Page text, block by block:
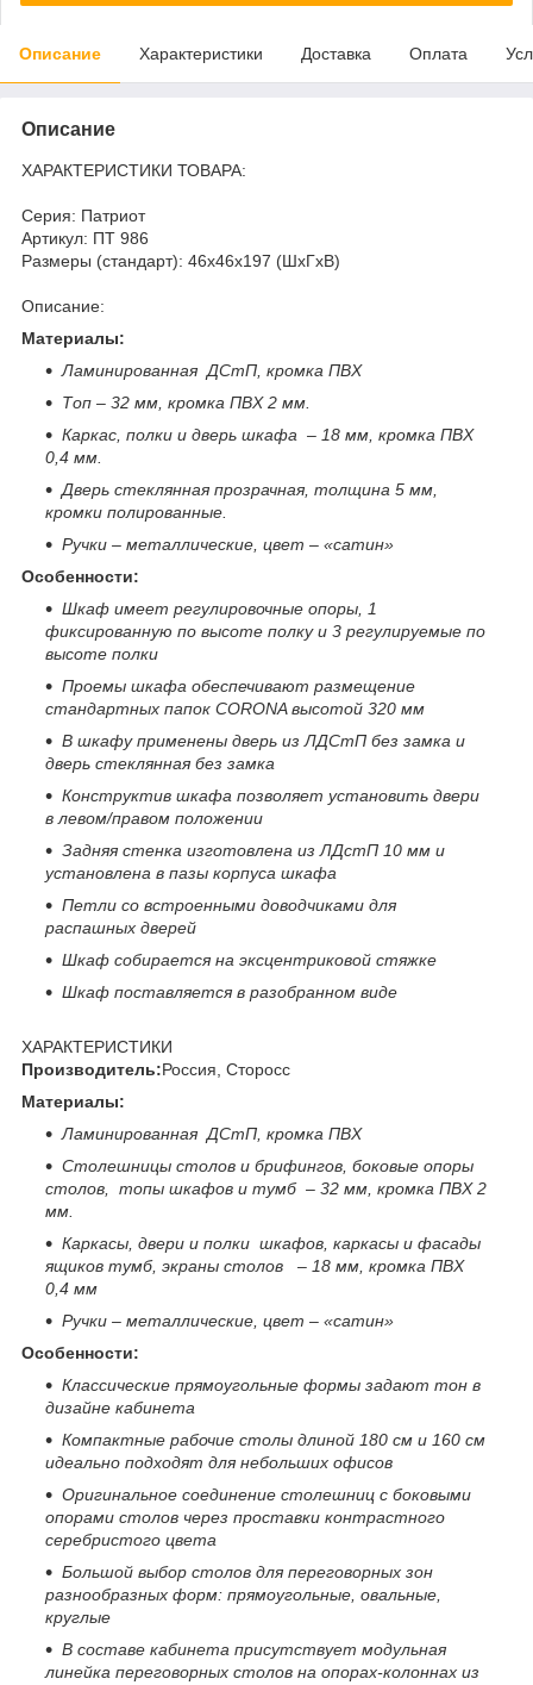
Описание Характеристики Доставка Оплата
Описание
ХАРАКТЕРИСТИКИ ТОВАРА:
Серия: Патриот
Артикул: ПТ 986
Размеры (стандарт): 46x46x197 (ШхГхВ)
Описание:
Материалы:
Ламинированная ДСтП, кромка ПВХ
Топ – 32 мм, кромка ПВХ 2 мм.
Каркас, полки и дверь шкафа – 18 мм, кромка ПВХ
0,4 мм.
Дверь стеклянная прозрачная, толщина 5 мм,
кромки полированные.
Ручки – металлические, цвет – «сатин»
Особенности:
Шкаф имеет регулировочные опоры, 1
фиксированную по высоте полку и 3 регулируемые по
высоте полки
Проемы шкафа обеспечивают размещение
стандартных папок CORONAвысотой 320 мм
В шкафу применены дверь из ЛДСтП без замка и
дверь стеклянная без замка
Конструктив шкафа позволяет установить двери
в левом/правом положении
Задняя стенка изготовлена из ЛДстП 10 мм и
установлена в пазы корпуса шкафа
Петли со встроенными доводчиками для
распашных дверей
Шкаф собирается на эксцентриковой стяжке
Шкаф поставляется в разобранном виде
ХАРАКТЕРИСТИКИ
Производитель:Россия, Сторосс
Материалы:
Ламинированная ДСтП, кромка ПВХ
Столешницы столов и брифингов, боковые опоры
столов, топы шкафов и тумб – 32 мм, кромка ПВХ 2
мм.
Каркасы, двери и полки шкафов, каркасы и фасады
ящиков тумб, экраны столов – 18 мм, кромка ПВХ
0,4 мм
Ручки – металлические, цвет – «сатин»
Особенности:
Классические прямоугольные формы задают тон в
дизайне кабинета
Компактные рабочие столы длиной 180 см и 160 см
идеально подходят для небольших офисов
Оригинальное соединение столешниц с боковыми
опорами столов через проставки контрастного
серебристого цвета
Большой выбор столов для переговорных зон
разнообразных форм: прямоугольные, овальные,
круглые
В составе кабинета присутствует модульная
линейка переговорных столов на опорах-колоннах из